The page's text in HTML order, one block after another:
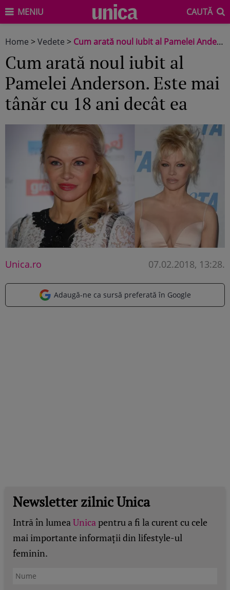
MENIU CAUTĂ
Home >Vedete > Cum arată noul iubit al Pamelei Anderson. Este mai tânăr cu 18 ani decât ea
Cum arată noul iubit al
Pamelei Anderson. Este mai
tânăr cu 18 ani decât ea
Unica.ro 07.02.2018, 13:28.
Adaugă-ne ca sursă preferată în Google
Newsletter zilnic Unica
Intră în lumeaUnicapentru a fi la curent cu cele
mai importante informații din lifestyle-ul
feminin.